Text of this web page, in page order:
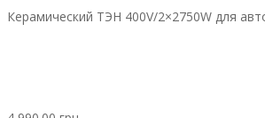
Керамический ТЭН 400V/2×2750W для